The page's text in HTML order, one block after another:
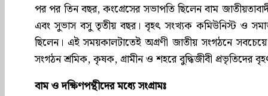
পর পর তিন বছর, কংগ্রেসের সভাপতি ছিলেন বাম
এবং সুভাস বসু তৃতীয় বছর। বৃহৎ সংখ্যক কমিউনিস্ট ও
ছিলেন। এই সময়কালটাতেই অগ্রণী জাতীয় সংগঠনে
সংগঠন শ্রমিক, কৃষক, গ্রামীন ও শহরে বুদ্ধিজীবী প্রভৃতিদের
বাম ও দক্ষিণপন্থীদের মধ্যে সংগ্রামঃ